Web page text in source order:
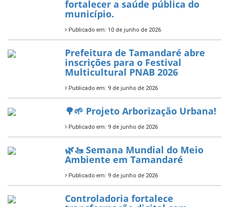
7 de novembro de 2025
ÚLTIMAS NOTÍCIAS
Tamandaré conquista Selo
Diamante do Sebrae pelo
segundo ano consecutivo e
reafirma excelência no apoio ao
empreendedorismo.
Publicado em: 10 de junho de 2026
Prefeitura de Tamandaré busca
novos investimentos para
fortalecer a saúde pública do
município.
Publicado em: 10 de junho de 2026